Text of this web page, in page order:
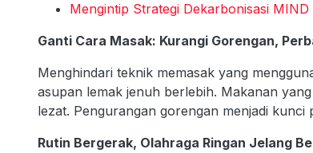
Mengintip Strategi Dekarbonisasi MIND
Ganti Cara Masak: Kurangi Gorengan,
Menghindari teknik memasak yang
asupan lemak jenuh berlebih. Makanan
lezat. Pengurangan gorengan menjadi
Rutin Bergerak, Olahraga Ringan Jelang